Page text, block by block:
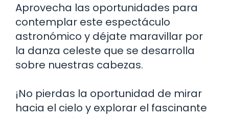
Aprovecha las oportunidades para
contemplar este espectáculo
astronómico y déjate maravillar por
la danza celeste que se desarrolla
sobre nuestras cabezas.
¡No pierdas la oportunidad de mirar
hacia el cielo y explorar el fascinante